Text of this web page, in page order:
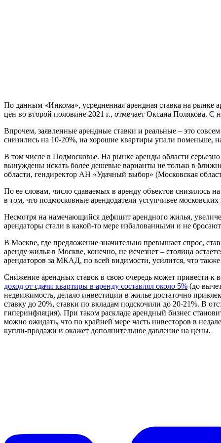
По данным «Инкома», усредненная арендная ставка на рынке
цен во второй половине 2021 г., отмечает Оксана Полякова. С
Впрочем, заявленные арендные ставки и реальные – это
снизились на 10-20%, на хорошие квартиры упали поменьше,
В том числе в Подмосковье. На рынке аренды области
вынуждены искать более дешевые варианты не только в
области, гендиректор АН «Удачный выбор» (Московская
По ее словам, число сдаваемых в аренду объектов снизилось
в том, что подмосковные арендодатели уступчивее
Несмотря на намечающийся дефицит арендного жилья,
арендаторы стали в какой-то мере избалованными и не
В Москве, где предложение значительно превышает спрос,
аренду жилья в Москве, конечно, не исчезнет – столица
арендаторов за МКАД, по всей видимости, усилится, что
Снижение арендных ставок в свою очередь может привести
доход от сдачи квартиры в аренду составлял около 5% (до
недвижимость, делало инвестиции в жилье достаточно
ставку до 20%, ставки по вкладам подскочили до 20-21%. В
гиперинфляция). При таком раскладе арендный бизнес
можно ожидать, что по крайней мере часть инвесторов в
купли-продажи и окажет дополнительное давление на цены.